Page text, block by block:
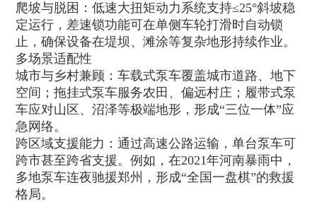
爬坡与脱困：低速大扭矩动力系统支持≤25°斜坡稳
定运行，差速锁功能可在单侧车轮打滑时自动锁
止，确保设备在堤坝、滩涂等复杂地形持续作业。
多场景适配性
城市与乡村兼顾：车载式泵车覆盖城市道路、地下
空间；拖挂式泵车服务农田、偏远村庄；履带式泵
车应对山区、沼泽等极端地形，形成“三位一体”应
急网络。
跨区域支援能力：通过高速公路运输，单台泵车可
跨市甚至跨省支援。例如，在2021年河南暴雨中，
多地泵车连夜驰援郑州，形成“全国一盘棋”的救援
格局。